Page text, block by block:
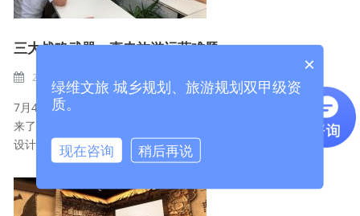
三大战略武器，直击旅游运营难题
2019-12-17 观点活动 BY ADMIN
7月4日，绿维文旅集团副总裁黄武携手旅发网总经理朱建文带
来了一场《落地运营服务》的分享会，直击运营痛点，让规划
设计如虎添翼。...
×
绿维文旅 城乡规划、旅游规划双甲级资
质。
现在咨询 稍后再说